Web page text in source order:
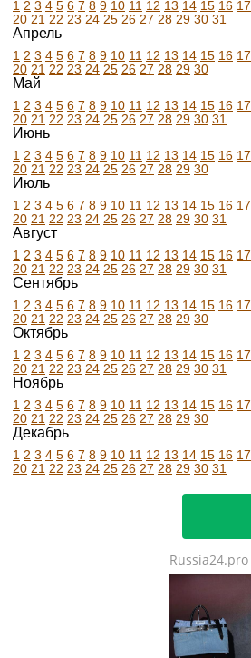
1 2 3 4 5 6 7 8 9 10 11 12 13 14 15 16 17
20 21 22 23 24 25 26 27 28 29 30 31
Апрель
1 2 3 4 5 6 7 8 9 10 11 12 13 14 15 16 17
20 21 22 23 24 25 26 27 28 29 30
Май
1 2 3 4 5 6 7 8 9 10 11 12 13 14 15 16 17
20 21 22 23 24 25 26 27 28 29 30 31
Июнь
1 2 3 4 5 6 7 8 9 10 11 12 13 14 15 16 17
20 21 22 23 24 25 26 27 28 29 30
Июль
1 2 3 4 5 6 7 8 9 10 11 12 13 14 15 16 17
20 21 22 23 24 25 26 27 28 29 30 31
Август
1 2 3 4 5 6 7 8 9 10 11 12 13 14 15 16 17
20 21 22 23 24 25 26 27 28 29 30 31
Сентябрь
1 2 3 4 5 6 7 8 9 10 11 12 13 14 15 16 17
20 21 22 23 24 25 26 27 28 29 30
Октябрь
1 2 3 4 5 6 7 8 9 10 11 12 13 14 15 16 17
20 21 22 23 24 25 26 27 28 29 30 31
Ноябрь
1 2 3 4 5 6 7 8 9 10 11 12 13 14 15 16 17
20 21 22 23 24 25 26 27 28 29 30
Декабрь
1 2 3 4 5 6 7 8 9 10 11 12 13 14 15 16 17
20 21 22 23 24 25 26 27 28 29 30 31
Russia24.pro